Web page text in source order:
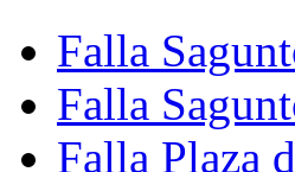
Falla
Falla
Falla Plaza